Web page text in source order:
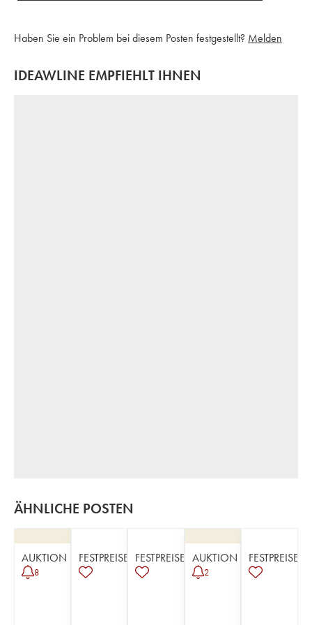
Haben Sie ein Problem bei diesem Posten festgestellt? Melden
IDEAWLINE EMPFIEHLT IHNEN
ÄHNLICHE POSTEN
AUKTION
8
FESTPREISE FESTPREISE AUKTION
2
FESTPREISE